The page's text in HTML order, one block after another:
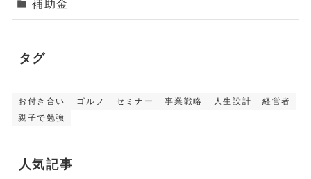
補助金
タグ
お付き合い ゴルフ セミナー 事業戦略 人生設計
経営者
親子で勉強
人気記事